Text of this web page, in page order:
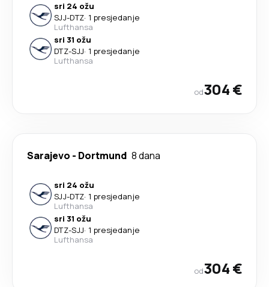
sri 24 ožu
SJJ-DTZ· 1 presjedanje
Lufthansa
sri 31 ožu
DTZ-SJJ· 1 presjedanje
Lufthansa
od304 €
Sarajevo - Dortmund 8 dana
sri 24 ožu
SJJ-DTZ· 1 presjedanje
Lufthansa
sri 31 ožu
DTZ-SJJ· 1 presjedanje
Lufthansa
od304 €